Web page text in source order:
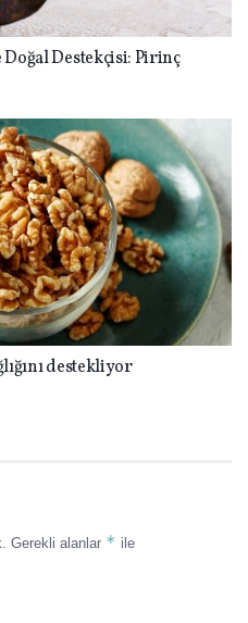
Doğal Destekçisi: Pirinç
destekliyor
Gerekli alanlar * ile